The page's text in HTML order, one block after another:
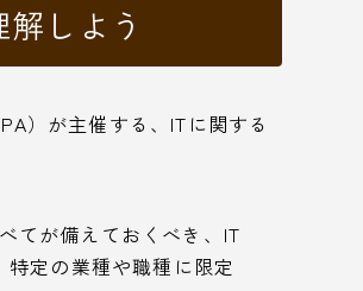
しよう
）が主催する、ITに関する
てが備えておくべき、IT
定の業種や職種に限定